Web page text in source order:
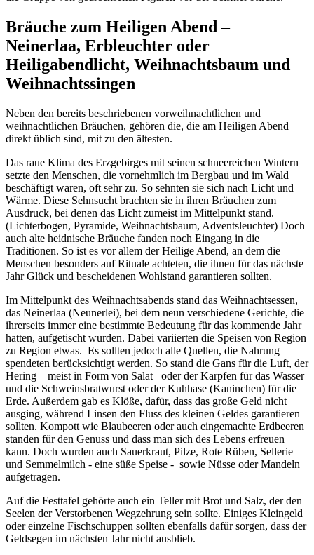
Bräuche zum Heiligen Abend –
Neinerlaa, Erbleuchter oder
Heiligabendlicht, Weihnachtsbaum und
Weihnachtssingen
Neben den bereits beschriebenen vorweihnachtlichen und
weihnachtlichen Bräuchen, gehören die, die am Heiligen Abend
direkt üblich sind, mit zu den ältesten.
Das raue Klima des Erzgebirges mit seinen schneereichen Wintern
setzte den Menschen, die vornehmlich im Bergbau und im Wald
beschäftigt waren, oft sehr zu. So sehnten sie sich nach Licht und
Wärme. Diese Sehnsucht brachten sie in ihren Bräuchen zum
Ausdruck, bei denen das Licht zumeist im Mittelpunkt stand.
(Lichterbogen, Pyramide, Weihnachtsbaum, Adventsleuchter) Doch
auch alte heidnische Bräuche fanden noch Eingang in die
Traditionen. So ist es vor allem der Heilige Abend, an dem die
Menschen besonders auf Rituale achteten, die ihnen für das nächste
Jahr Glück und bescheidenen Wohlstand garantieren sollten.
Im Mittelpunkt des Weihnachtsabends stand das Weihnachtsessen,
das Neinerlaa (Neunerlei), bei dem neun verschiedene Gerichte, die
ihrerseits immer eine bestimmte Bedeutung für das kommende Jahr
hatten, aufgetischt wurden. Dabei variierten die Speisen von Region
zu Region etwas. Es sollten jedoch alle Quellen, die Nahrung
spendeten berücksichtigt werden. So stand die Gans für die Luft, der
Hering – meist in Form von Salat –oder der Karpfen für das Wasser
und die Schweinsbratwurst oder der Kuhhase (Kaninchen) für die
Erde. Außerdem gab es Klöße, dafür, dass das große Geld nicht
ausging, während Linsen den Fluss des kleinen Geldes garantieren
sollten. Kompott wie Blaubeeren oder auch eingemachte Erdbeeren
standen für den Genuss und dass man sich des Lebens erfreuen
kann. Doch wurden auch Sauerkraut, Pilze, Rote Rüben, Sellerie
und Semmelmilch - eine süße Speise - sowie Nüsse oder Mandeln
aufgetragen.
Auf die Festtafel gehörte auch ein Teller mit Brot und Salz, der den
Seelen der Verstorbenen Wegzehrung sein sollte. Einiges Kleingeld
oder einzelne Fischschuppen sollten ebenfalls dafür sorgen, dass der
Geldsegen im nächsten Jahr nicht ausblieb.